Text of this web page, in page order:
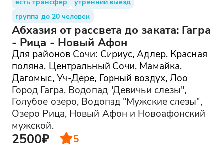
есть трансфер
утренний выезд
группа до 20 человек
Абхазия от рассвета до заката: Гагра
- Рица - Новый Афон
Для районов Сочи: Сириус, Адлер, Красная
поляна, Центральный Сочи, Мамайка,
Дагомыс, Уч-Дере, Горный воздух, Лоо
Город Гагра, Водопад "Девичьи слезы",
Голубое озеро, Водопад "Мужские слезы",
Озеро Рица, Новый Афон и Новоафонский
мужской.
2500₽ 5